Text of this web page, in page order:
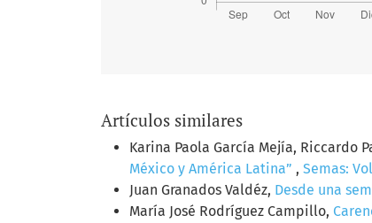
Artículos similares
Karina Paola García Mejía, Riccardo
México y América Latina” , Semas:
Juan Granados Valdéz, Desde una
María José Rodríguez Campillo,